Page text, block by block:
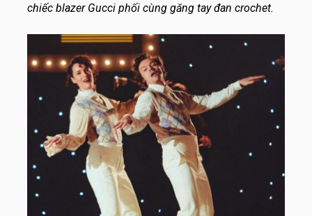
chiếc blazer Gucci phối cùng găng tay đan crochet.